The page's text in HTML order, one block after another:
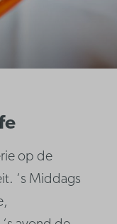
op de
‘s Middags